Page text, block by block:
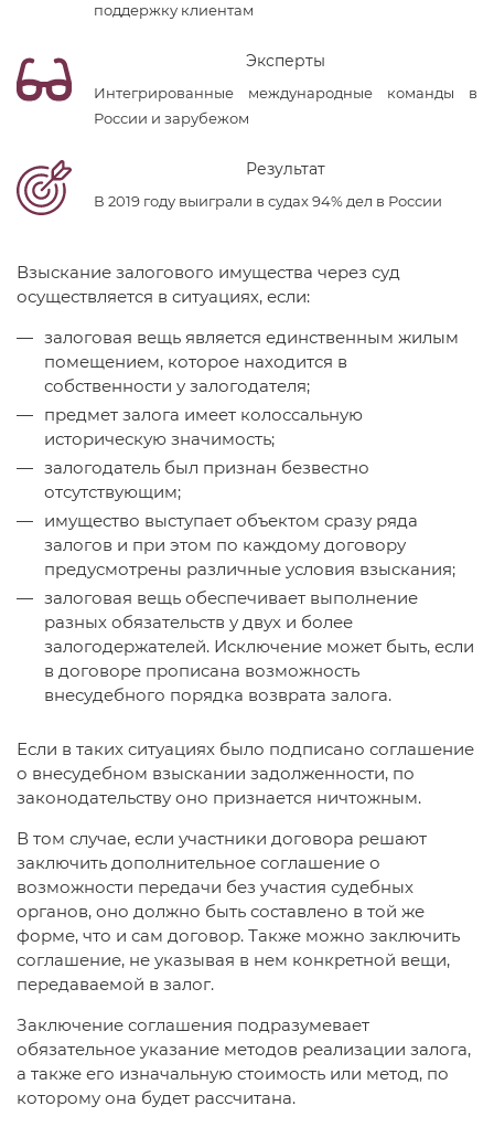
поддержку клиентам
Эксперты
Интегрированные международные команды в
России и зарубежом
Результат
В 2019 году выиграли в судах 94% дел в России
Взыскание залогового имущества через суд
осуществляется в ситуациях, если:
залоговая вещь является единственным жилым
помещением, которое находится в
собственности у залогодателя;
предмет залога имеет колоссальную
историческую значимость;
залогодатель был признан безвестно
отсутствующим;
имущество выступает объектом сразу ряда
залогов и при этом по каждому договору
предусмотрены различные условия взыскания;
залоговая вещь обеспечивает выполнение
разных обязательств у двух и более
залогодержателей. Исключение может быть, если
в договоре прописана возможность
внесудебного порядка возврата залога.
Если в таких ситуациях было подписано соглашение
о внесудебном взыскании задолженности, по
законодательству оно признается ничтожным.
В том случае, если участники договора решают
заключить дополнительное соглашение о
возможности передачи без участия судебных
органов, оно должно быть составлено в той же
форме, что и сам договор. Также можно заключить
соглашение, не указывая в нем конкретной вещи,
передаваемой в залог.
Заключение соглашения подразумевает
обязательное указание методов реализации залога,
а также его изначальную стоимость или метод, по
которому она будет рассчитана.